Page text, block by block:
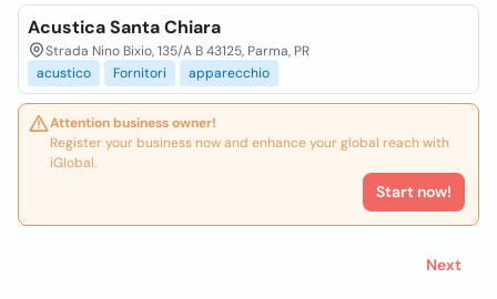
Acustica Santa Chiara
Strada Nino Bixio, 135/A B 43125, Parma, PR
acustico
Fornitori apparecchio
Attention business owner!
Register your business now and enhance your global reach with
iGlobal.
Start now!
Next